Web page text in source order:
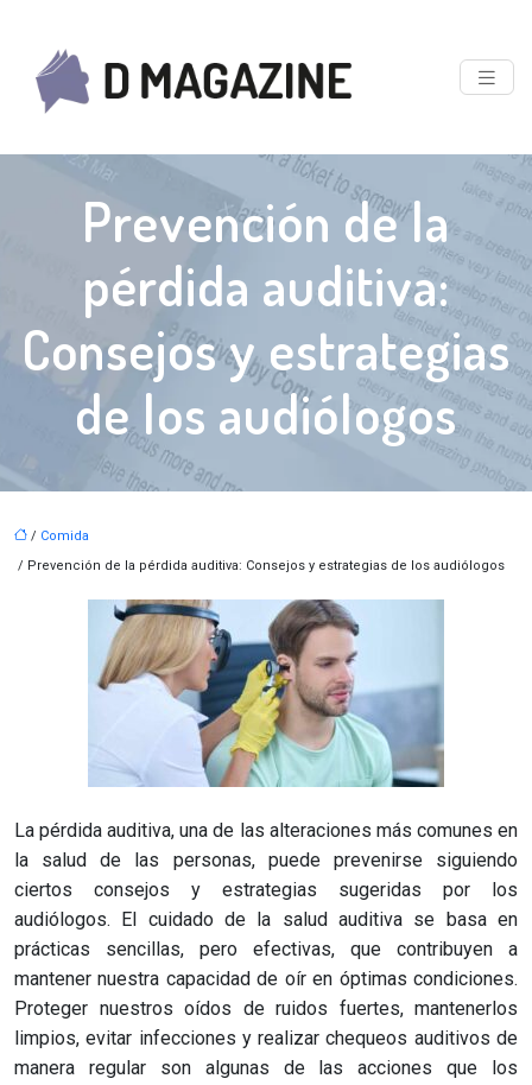
Prevención de la
pérdida auditiva:
Consejos y estrategias
de los audiólogos
/ Comida
/ Prevención de la pérdida auditiva: Consejos y estrategias de los audiólogos
La pérdida auditiva, una de las alteraciones más comunes en
la salud de las personas, puede prevenirse siguiendo
ciertos consejos y estrategias sugeridas por los
audiólogos. El cuidado de la salud auditiva se basa en
prácticas sencillas, pero efectivas, que contribuyen a
mantener nuestra capacidad de oír en óptimas condiciones.
Proteger nuestros oídos de ruidos fuertes, mantenerlos
limpios, evitar infecciones y realizar chequeos auditivos de
manera regular son algunas de las acciones que los